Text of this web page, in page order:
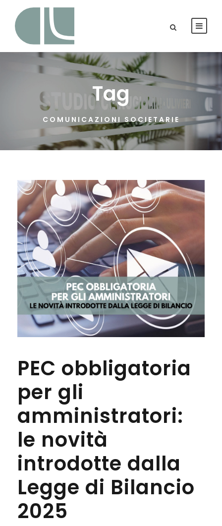
Tag
COMUNICAZIONI SOCIETARIE
PEC obbligatoria
per gli
amministratori:
le novità
introdotte dalla
Legge di Bilancio
2025